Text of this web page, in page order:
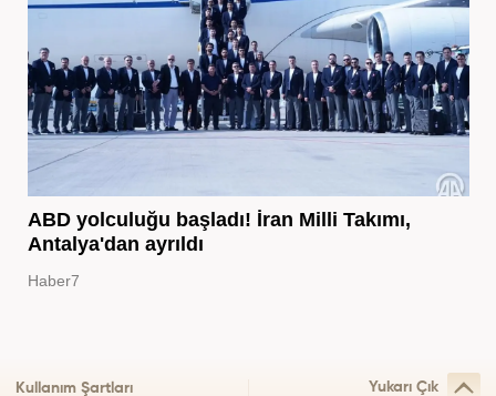
ABD yolculuğu başladı! İran Milli Takımı,
Antalya'dan ayrıldı
Haber7
Kullanım Şartları Yukarı Çık